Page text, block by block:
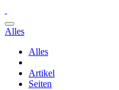
Alles
Alles
Artikel
Seiten